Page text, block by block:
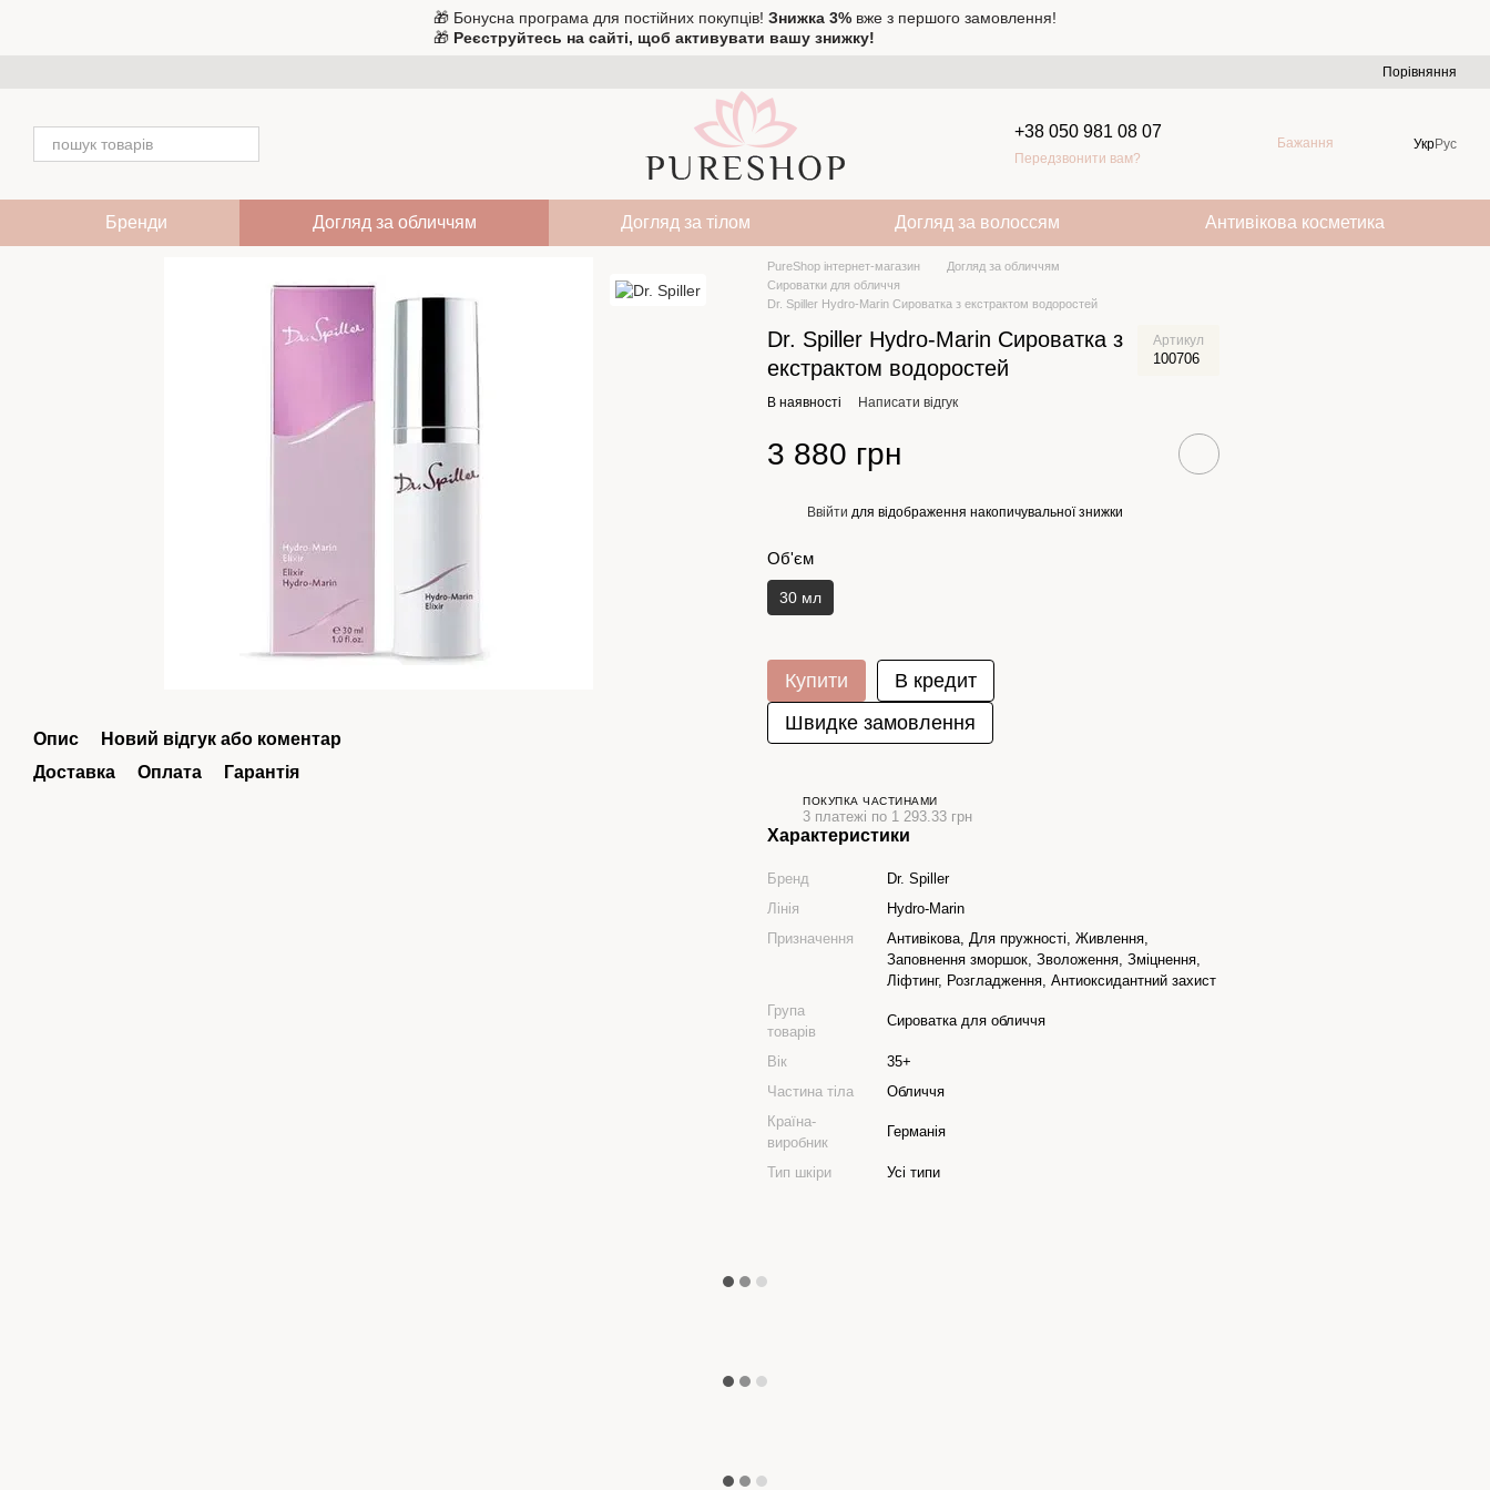
🎁 Бонусна програма для постійних покупців! Знижка 3% вже з першого замовлення!
🎁 Реєструйтесь на сайті, щоб активувати вашу знижку!
Порівняння
+38 050 981 08 07
Передзвонити вам?
Бажання УкрРус
Бренди Догляд за обличчям Догляд за тілом Догляд за волоссям Антивікова косметика
Опис
Новий відгук або коментар
Доставка
Оплата Гарантія
PureShop інтернет-магазин
Догляд за обличчям
Сироватки для обличчя
Dr. Spiller Hydro-Marin Сироватка з екстрактом водоростей
Dr. Spiller Hydro-Marin Сироватка з
екстрактом водоростей
Артикул
100706
В наявності Написати відгук
3 880 грн
Ввійти для відображення накопичувальної знижки
Об'єм
30 мл
Купити
В кредит
Швидке замовлення
ПОКУПКА ЧАСТИНАМИ
3 платежі по 1 293.33 грн
Характеристики
Бренд
Dr. Spiller
Лінія
Hydro-Marin
Призначення
Антивікова, Для пружності, Живлення,
Заповнення зморшок, Зволоження, Зміцнення,
Ліфтинг, Розгладження, Антиоксидантний захист
Група
товарів
Сироватка для обличчя
Вік
35+
Частина тіла
Обличчя
Країна-
виробник
Германія
Тип шкіри Усі типи